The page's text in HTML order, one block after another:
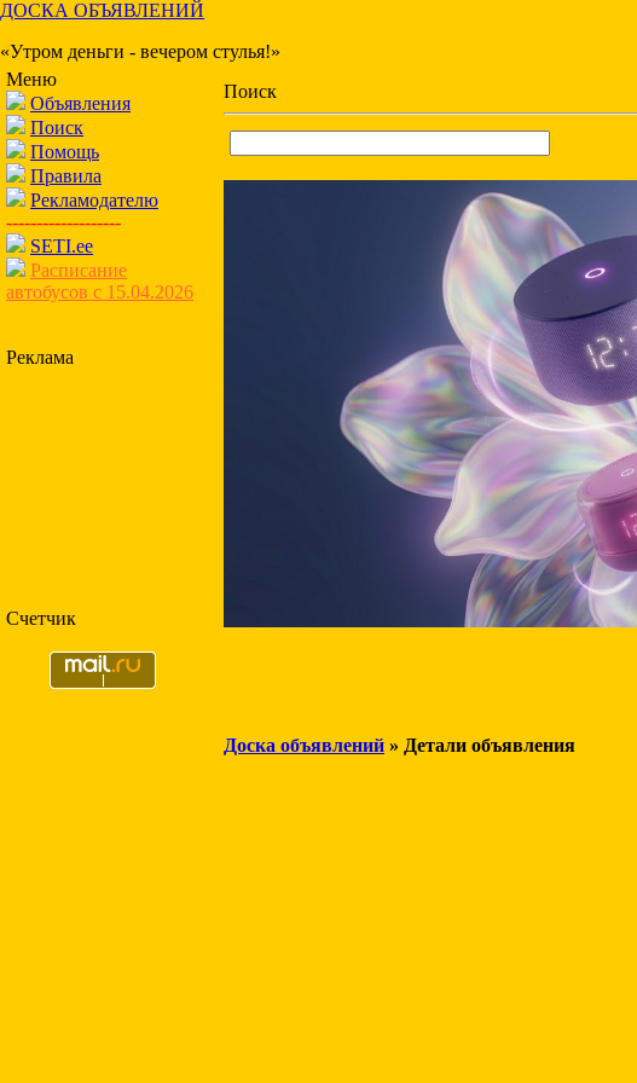
ДОСКА ОБЪЯВЛЕНИЙ
«Утром деньги - вечером стулья!»
Меню
Объявления
Поиск
Помощь
Правила
Рекламодателю
-------------------
SETI.ee
Расписание
автобусов с 15.04.2026
Реклама
Счетчик
Поиск
Доска объявлений » Детали объявления